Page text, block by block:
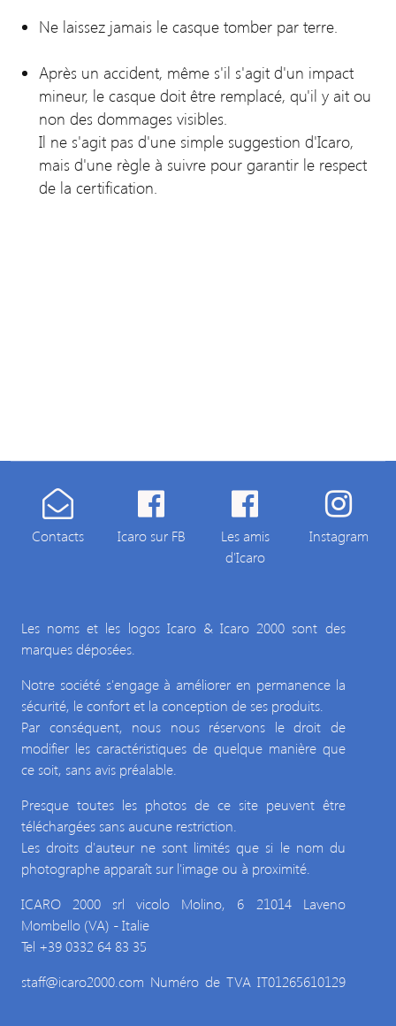
Ne laissez jamais le casque tomber par terre.
Après un accident, même s'il s'agit d'un impact
mineur, le casque doit être remplacé, qu'il y ait ou
non des dommages visibles.
Il ne s'agit pas d'une simple suggestion d'Icaro,
mais d'une règle à suivre pour garantir le respect
de la certification.
Contacts Icaro sur FB
Les amis
d'Icaro
Instagram
Les noms et les logos Icaro & Icaro 2000 sont des
marques déposées.
Notre société s'engage à améliorer en permanence la
sécurité, le confort et la conception de ses produits.
Par conséquent, nous nous réservons le droit de
modifier les caractéristiques de quelque manière que
ce soit, sans avis préalable.
Presque toutes les photos de ce site peuvent être
téléchargées sans aucune restriction.
Les droits d'auteur ne sont limités que si le nom du
photographe apparaît sur l'image ou à proximité.
ICARO 2000 srl vicolo Molino, 6 21014 Laveno
Mombello (VA) - Italie
Tel +39 0332 64 83 35
staff@icaro2000.com Numéro de TVA IT01265610129